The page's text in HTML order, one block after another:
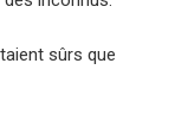
sûrs que